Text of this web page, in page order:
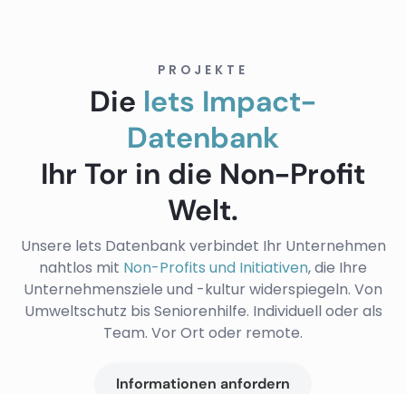
PROJEKTE
Die lets Impact-
Datenbank
Ihr Tor in die Non-Profit
Welt.
Unsere lets Datenbank verbindet Ihr Unternehmen
nahtlos mit Non-Profits und Initiativen, die Ihre
Unternehmensziele und -kultur widerspiegeln. Von
Umweltschutz bis Seniorenhilfe. Individuell oder als
Team. Vor Ort oder remote.
Informationen anfordern